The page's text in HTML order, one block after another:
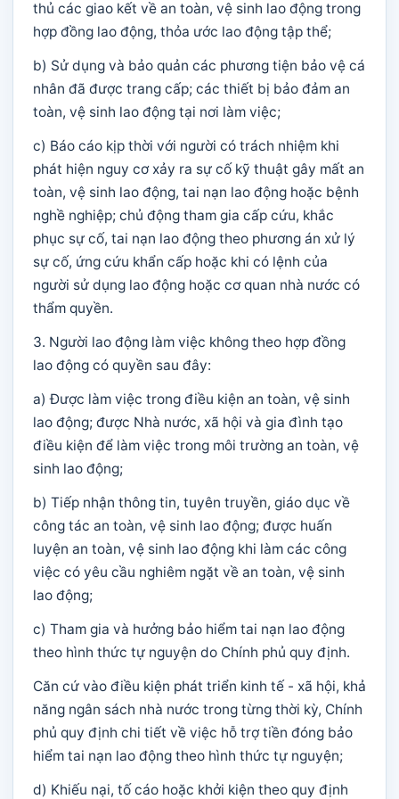
thủ các giao kết về an toàn, vệ sinh lao động trong
hợp đồng lao động, thỏa ước lao động tập thể;
b) Sử dụng và bảo quản các phương tiện bảo vệ cá
nhân đã được trang cấp; các thiết bị bảo đảm an
toàn, vệ sinh lao động tại nơi làm việc;
c) Báo cáo kịp thời với người có trách nhiệm khi
phát hiện nguy cơ xảy ra sự cố kỹ thuật gây mất an
toàn, vệ sinh lao động, tai nạn lao động hoặc bệnh
nghề nghiệp; chủ động tham gia cấp cứu, khắc
phục sự cố, tai nạn lao động theo phương án xử lý
sự cố, ứng cứu khẩn cấp hoặc khi có lệnh của
người sử dụng lao động hoặc cơ quan nhà nước có
thẩm quyền.
3. Người lao động làm việc không theo hợp đồng
lao động có quyền sau đây:
a) Được làm việc trong điều kiện an toàn, vệ sinh
lao động; được Nhà nước, xã hội và gia đình tạo
điều kiện để làm việc trong môi trường an toàn, vệ
sinh lao động;
b) Tiếp nhận thông tin, tuyên truyền, giáo dục về
công tác an toàn, vệ sinh lao động; được huấn
luyện an toàn, vệ sinh lao động khi làm các công
việc có yêu cầu nghiêm ngặt về an toàn, vệ sinh
lao động;
c) Tham gia và hưởng bảo hiểm tai nạn lao động
theo hình thức tự nguyện do Chính phủ quy định.
Căn cứ vào điều kiện phát triển kinh tế - xã hội, khả
năng ngân sách nhà nước trong từng thời kỳ, Chính
phủ quy định chi tiết về việc hỗ trợ tiền đóng bảo
hiểm tai nạn lao động theo hình thức tự nguyện;
d) Khiếu nại, tố cáo hoặc khởi kiện theo quy định